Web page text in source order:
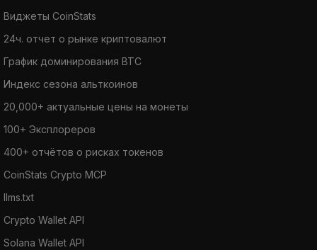
Виджеты CoinStats
24ч. отчет о рынке криптовалют
График доминирования BTC
Индекс сезона альткоинов
20,000+ актуальные цены на монеты
100+ Эксплореров
400+ отчётов о рисках токенов
CoinStats Crypto MCP
llms.txt
Crypto Wallet API
Solana Wallet API